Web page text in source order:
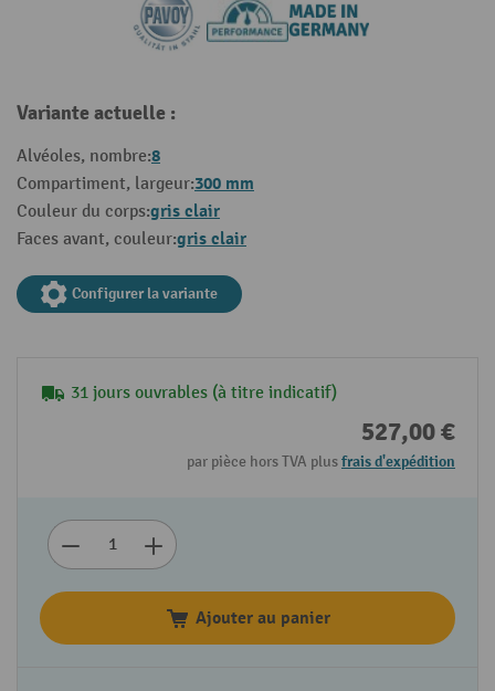
Variante actuelle :
Alvéoles, nombre:8
Compartiment, largeur:300 mm
Couleur du corps:gris clair
Faces avant, couleur:gris clair
Configurer la variante
31 jours ouvrables (à titre indicatif)
527,00 €
par pièce hors TVA plusfrais d'expédition
Ajouter au panier